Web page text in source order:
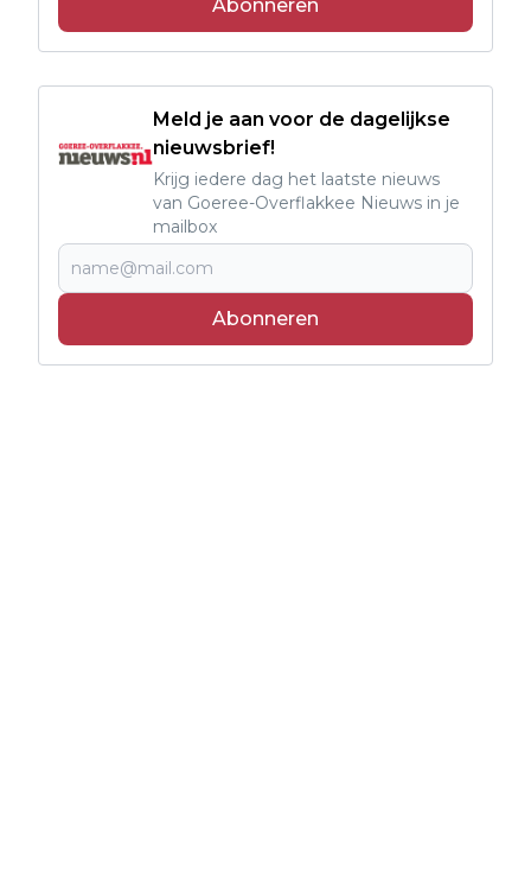
Abonneren
Meld je aan voor de dagelijkse
nieuwsbrief!
Krijg iedere dag het laatste nieuws
van Goeree-Overflakkee Nieuws in je
mailbox
Abonneren